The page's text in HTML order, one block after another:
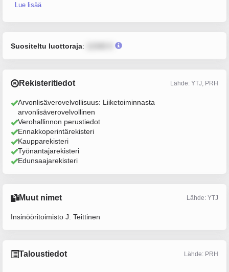
Lue lisää
Suositeltu luottoraja:
Rekisteritiedot Lähde: YTJ, PRH
Arvonlisäverovelvollisuus: Liiketoiminnasta
arvonlisäverovelvollinen
Verohallinnon perustiedot
Ennakkoperintärekisteri
Kaupparekisteri
Työnantajarekisteri
Edunsaajarekisteri
Muut nimet Lähde: YTJ
Insinööritoimisto J. Teittinen
Taloustiedot Lähde: PRH